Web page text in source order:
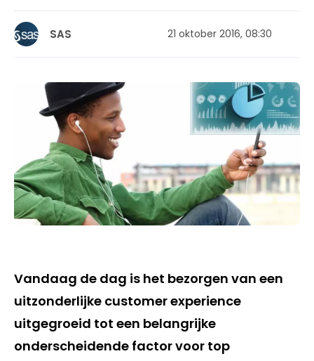
SAS 21 oktober 2016, 08:30
Vandaag de dag is het bezorgen van een
uitzonderlijke customer experience
uitgegroeid tot een belangrijke
onderscheidende factor voor top